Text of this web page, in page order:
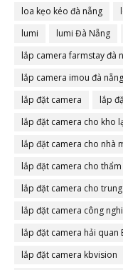
loa kẹo kéo đà nẵng
lumi
lumi Đà Nẵng
lắp camera farmstay đà
lắp camera imou đà
lắp đặt camera
lắp
lắp đặt camera cho kho
lắp đặt camera cho nhà
lắp đặt camera cho thẩm
lắp đặt camera cho
lắp đặt camera công
lắp đặt camera hải quan
lắp đặt camera kbvision